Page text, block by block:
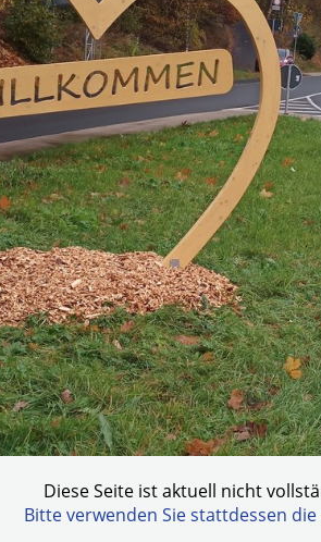
Diese Seite ist aktuell nicht
Bitte verwenden Sie stattdessen